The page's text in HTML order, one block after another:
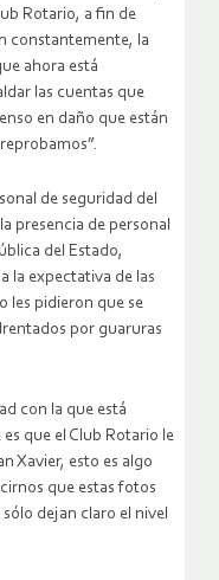
Rotario, a fin de
constantemente, la
ahora está
las cuentas que
en daño que están
de seguridad del
presencia de personal
del Estado,
la expectativa de las
les pidieron que se
por guaruras
con la que está
que el Club Rotario le
Xavier, esto es algo
que estas fotos
dejan claro el nivel